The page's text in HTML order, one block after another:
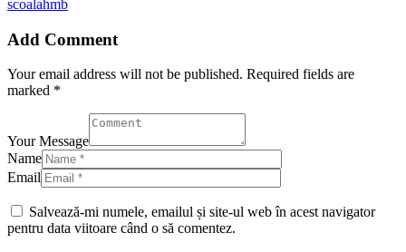
scoalahmb
Add Comment
Your email address will not be published. Required fields are
marked *
Your Message
Name
Email
Salvează-mi numele, emailul și site-ul web în acest navigator
pentru data viitoare când o să comentez.